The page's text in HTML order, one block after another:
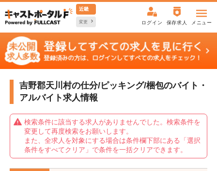
近畿
変更 ログイン 保存求人 メニュー
吉野郡天川村の仕分/ピッキング/梱包のバイト・
アルバイト求人情報
検索条件に該当する求人がありませんでした。検索条件を
変更して再度検索をお願いします。
また、全求人を対象にする場合は条件欄下部にある「選択
条件をすべてクリア」で条件を一括クリアできます。